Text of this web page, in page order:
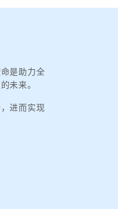
是助力全
未来。
进而实现